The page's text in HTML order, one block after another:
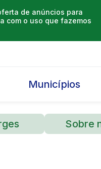
de anúncios para
com o uso que fazemos
Municípios
Sobre